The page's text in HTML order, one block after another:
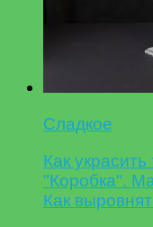
Сладкое
Как
"Коробка".
Как